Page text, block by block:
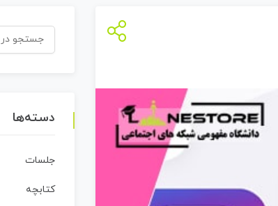
جستجو
برای:
دسته‌ها
جلسات
کتابچه